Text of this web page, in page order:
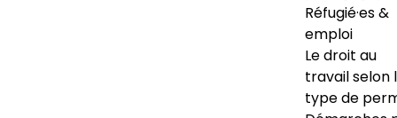
Réfugié·es &
emploi
Le droit au
travail selon
type de